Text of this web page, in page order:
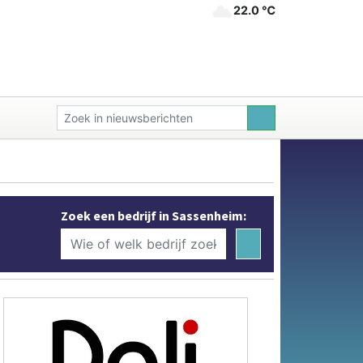
22.0 ℃
Zoek een bedrijf in Sassenheim: